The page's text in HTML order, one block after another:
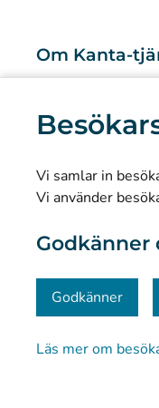
Vi samlar in
Vi använder
Godkänner
Godkänner
Läs mer om
Om Kanta-
Forskning och
Dataskydd och
Kommunikation
© Kanta-Palvelut,